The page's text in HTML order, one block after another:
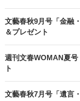
文藝春秋9月号「金融
＆プレゼント
週刊文春WOMAN夏
ト
文藝春秋7月号「遺言